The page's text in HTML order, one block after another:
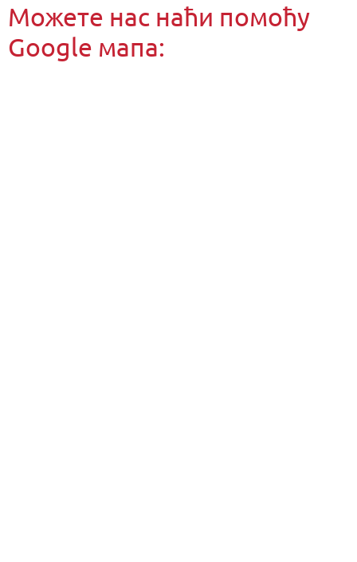
Можете нас наћи помоћу
Google мапа: